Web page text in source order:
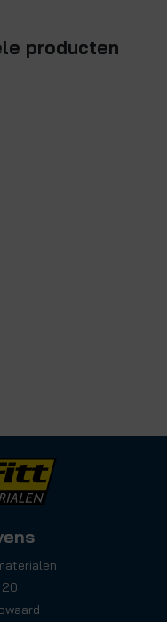
producten